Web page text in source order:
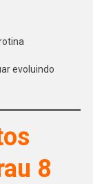
evoluindo
8